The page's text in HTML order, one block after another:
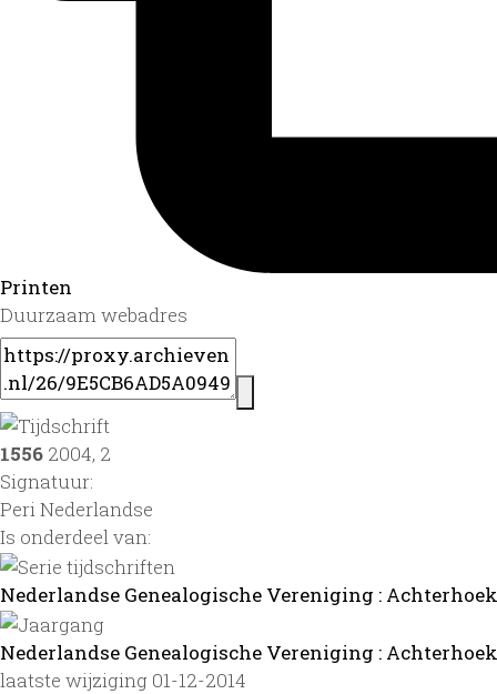
Printen
Duurzaam webadres
1556 2004, 2
Signatuur:
Peri Nederlandse
Is onderdeel van:
Nederlandse Genealogische Vereniging :
Nederlandse Genealogische Vereniging :
laatste wijziging 01-12-2014